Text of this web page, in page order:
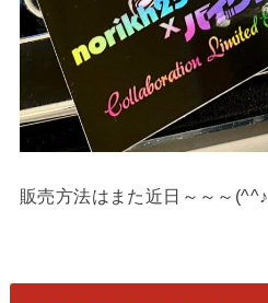
販売方法はまた近日～～～(^^♪